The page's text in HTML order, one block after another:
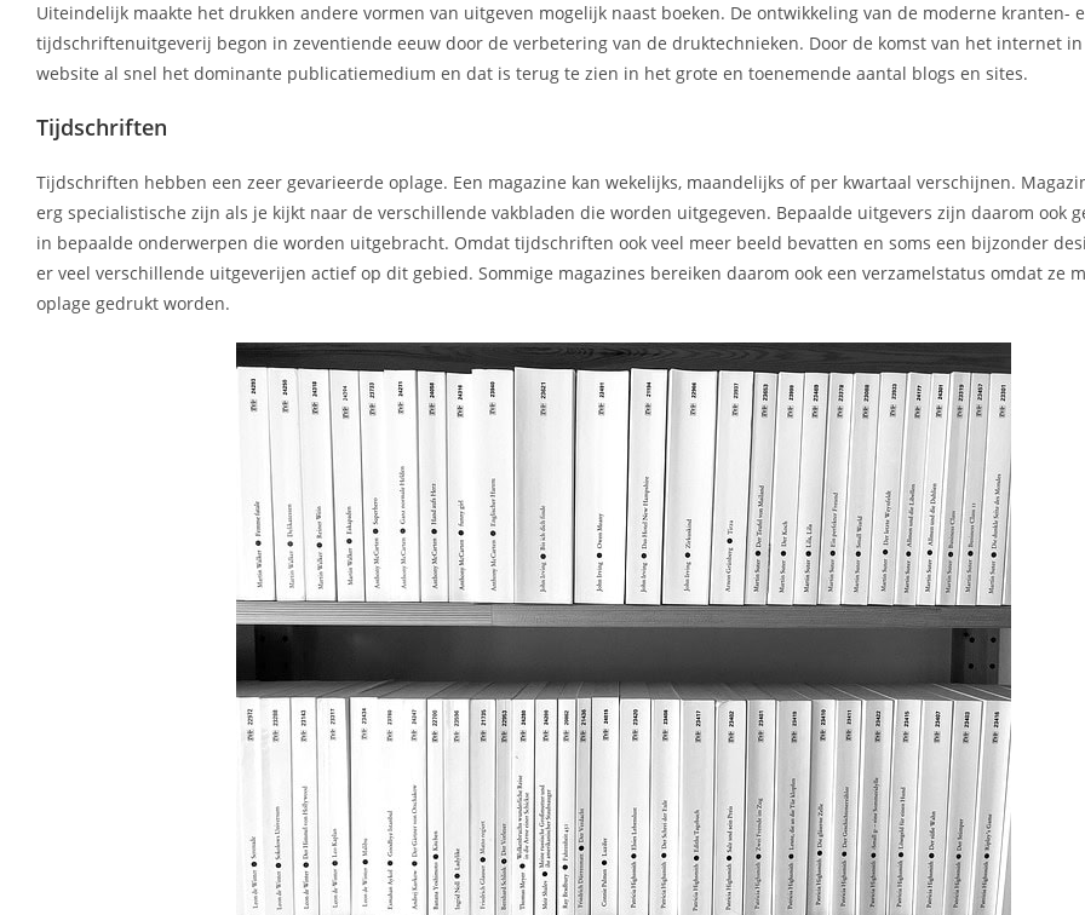
Uiteindelijk maakte het drukken andere vormen van uitgeven mogelijk naast boeken. De ontwikkeling van de moderne kranten-
tijdschriftenuitgeverij begon in zeventiende eeuw door de verbetering van de druktechnieken. Door de komst van het internet in
website al snel het dominante publicatiemedium en dat is terug te zien in het grote en toenemende aantal blogs en sites.
Tijdschriften
Tijdschriften hebben een zeer gevarieerde oplage. Een magazine kan wekelijks, maandelijks of per kwartaal verschijnen.
erg specialistische zijn als je kijkt naar de verschillende vakbladen die worden uitgegeven. Bepaalde uitgevers zijn daarom ook
in bepaalde onderwerpen die worden uitgebracht. Omdat tijdschriften ook veel meer beeld bevatten en soms een bijzonder
er veel verschillende uitgeverijen actief op dit gebied. Sommige magazines bereiken daarom ook een verzamelstatus omdat ze
oplage gedrukt worden.